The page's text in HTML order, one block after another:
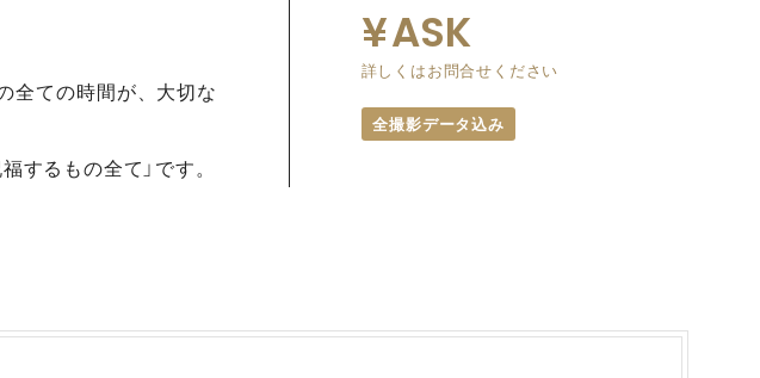
全ての時間が、大切な
するもの全て」です。
ASK
詳しくはお問合せください
全撮影データ込み